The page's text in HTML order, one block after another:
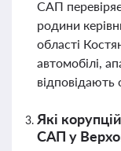
САП
родини
області
автомобілі,
Які
САП у